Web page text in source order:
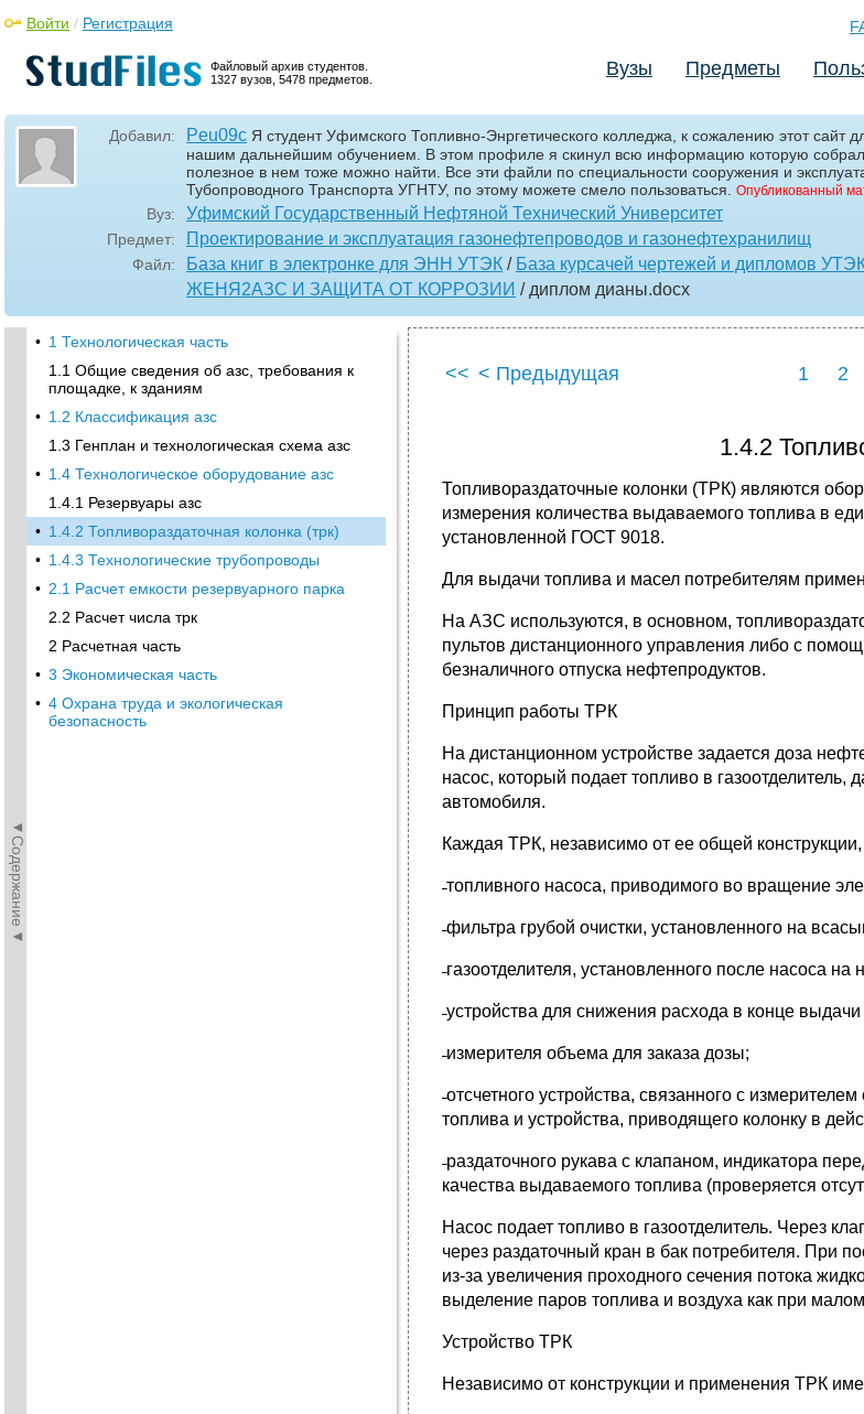
Файловый архив студентов.
1327 вузов, 5478 предметов.
Войти / Регистрация
Вузы Предметы
Добавил: Peu09c Я студент Уфимского Топливно-Энргетического колледжа, к сожалению этот сайт
нашим дальнейшим обучением. В этом профиле я скинул всю информацию которую собрал
полезное в нем тоже можно найти. Все эти файли по специальности сооружения и
Тубопроводного Транспорта УГНТУ, по этому можете смело пользоваться.
Опубликованный
Вуз: Уфимский Государственный Нефтяной Технический Университет
Предмет: Проектирование и эксплуатация газонефтепроводов и газонефтехранилищ
Файл: База книг в электронке для ЭНН УТЭК / База курсачей чертежей и дипломов
ЖЕНЯ2АЗС И ЗАЩИТА ОТ КОРРОЗИИ / диплом дианы.docx
◄Содержание◄
• 1 Технологическая часть
1.1 Общие сведения об азс, требования к
площадке, к зданиям
• 1.2 Классификация азс
1.3 Генплан и технологическая схема азс
• 1.4 Технологическое оборудование азс
1.4.1 Резервуары азс
• 1.4.2 Топливораздаточная колонка (трк)
• 1.4.3 Технологические трубопроводы
• 2.1 Расчет емкости резервуарного парка
2.2 Расчет числа трк
2 Расчетная часть
• 3 Экономическая часть
• 4 Охрана труда и экологическая
безопасность
<< < Предыдущая 1 2
1.4.2
Топливораздаточные колонки (ТРК) являются
измерения количества выдаваемого топлива в
установленной ГОСТ 9018.
Для выдачи топлива и масел потребителям
На АЗС используются, в основном,
пультов дистанционного управления либо с
безналичного отпуска нефтепродуктов.
Принцип работы ТРК
На дистанционном устройстве задается доза
насос, который подает топливо в
автомобиля.
Каждая ТРК, независимо от ее общей конструкции,
топливного насоса, приводимого во вращение
фильтра грубой очистки, установленного на
газоотделителя, установленного после насоса на
устройства для снижения расхода в конце
̶ измерителя объема для заказа дозы;
отсчетного устройства, связанного с
топлива и устройства, приводящего колонку в
раздаточного рукава с клапаном, индикатора
качества выдаваемого топлива (проверяется
Насос подает топливо в газоотделитель. Через
через раздаточный кран в бак потребителя. При
из-за увеличения проходного сечения потока
выделение паров топлива и воздуха как при
Устройство ТРК
Независимо от конструкции и применения ТРК